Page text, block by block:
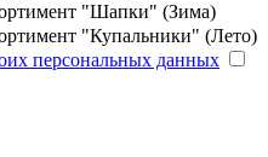
"Шапки" (Зима)
"Купальники" (Лето)
персональных данных